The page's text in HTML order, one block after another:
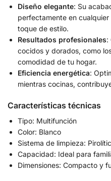
Diseño elegante: Su
perfectamente en
toque de estilo.
Resultados profesionales:
cocidos y dorados, como
comodidad de tu hogar.
Eficiencia energética:
mientras cocinas,
Características técnicas
Tipo: Multifunción
Color: Blanco
Sistema de limpieza:
Capacidad: Ideal para
Dimensiones: Compacto y